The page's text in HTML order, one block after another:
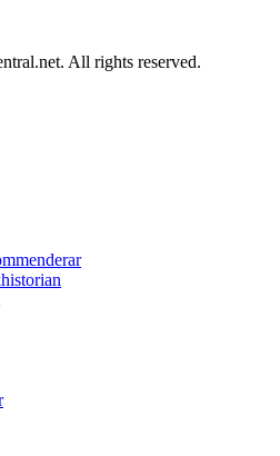
All rights reserved.